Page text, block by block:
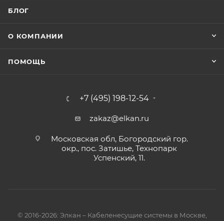
БЛОГ
О КОМПАНИИ
ПОМОЩЬ
+7 (495) 198-12-54
zakaz@elkan.ru
Московская обл, Богородский гор.
окр., пос. Затишье, Технопарк
Успенский, 11.
© 2016-2026: Элкан – Кабеленесущие системы в Москве,